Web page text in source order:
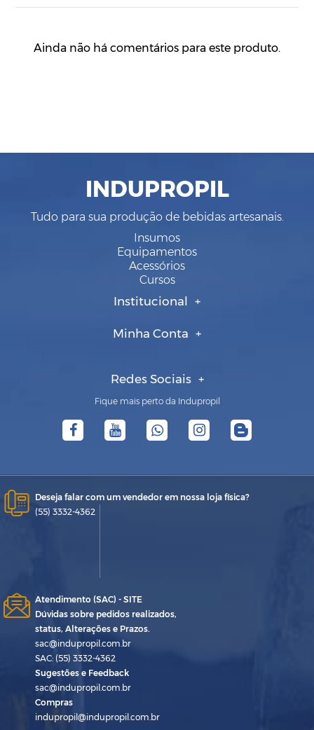
Ainda não há comentários para este produto.
INDUPROPIL
Tudo para sua produção de bebidas artesanais.
Insumos
Equipamentos
Acessórios
Cursos
Institucional
Minha Conta
Redes Sociais
Fique mais perto da Indupropil
Deseja falar com um vendedor em nossa loja física?
(55) 3332-4362
Atendimento (SAC) - SITE
Dúvidas sobre pedidos realizados,
status, Alterações e Prazos.
sac@indupropil.com.br
SAC: (55) 3332-4362
Sugestões e Feedback
sac@indupropil.com.br
Compras
indupropil@indupropil.com.br